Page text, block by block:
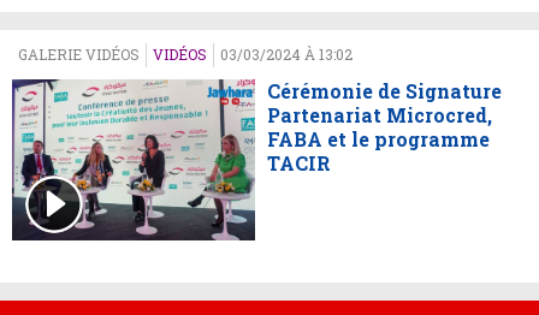
GALERIE VIDÉOS VIDÉOS 03/03/2024 À 13:02
Cérémonie de Signature
Partenariat Microcred,
FABA et le programme
TACIR